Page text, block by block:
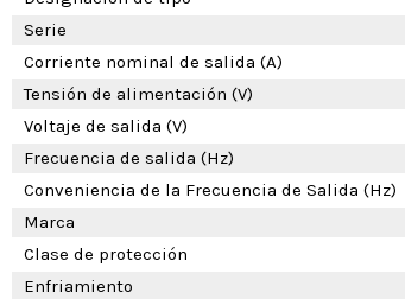
Serie
Corriente nominal de salida (A)
Tensión de alimentación (V)
Voltaje de salida (V)
Frecuencia de salida (Hz)
Conveniencia de la Frecuencia de Salida (Hz)
Marca
Clase de protección
Enfriamiento